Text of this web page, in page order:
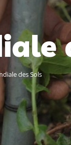
des Sols